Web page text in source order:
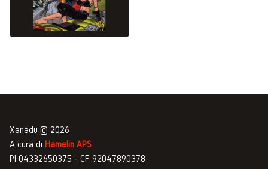
Xanadu © 2026
A cura di Hamelin APS
PI 04332650375 - CF 92047890378